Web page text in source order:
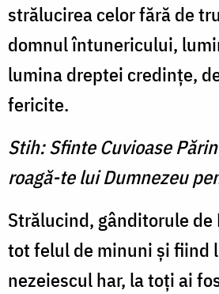
strălucirea celor fără de
domnul întunericului,
lumina dreptei credinţe,
fericite.
Stih: Sfinte Cuvioase
roagă-te lui Dumnezeu
Strălucind, gânditorule de
tot felul de mi­nuni şi fiind
nezeiescul har, la toţi ai